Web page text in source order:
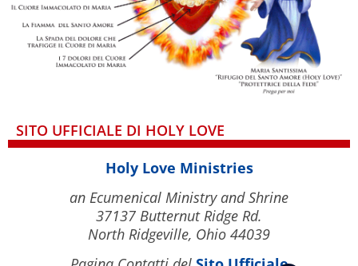
SITO UFFICIALE DI HOLY LOVE
Holy Love Ministries
an Ecumenical Ministry and Shrine
37137 Butternut Ridge Rd.
North Ridgeville, Ohio 44039